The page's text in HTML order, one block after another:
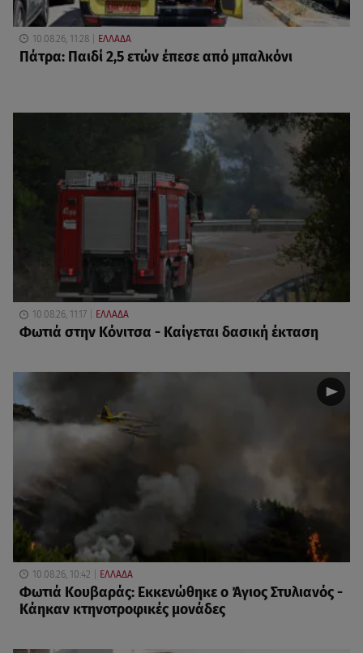
10.08.26, 11:28 ΕΛΛΑΔΑ
Πάτρα: Παιδί 2,5 ετών έπεσε από μπαλκόνι
10.08.26, 11:17 ΕΛΛΑΔΑ
Φωτιά στην Κόνιτσα - Καίγεται δασική έκταση
10.08.26, 10:42 ΕΛΛΑΔΑ
Φωτιά Κουβαράς: Εκκενώθηκε ο Άγιος Στυλιανός -
Κάηκαν κτηνοτροφικές μονάδες